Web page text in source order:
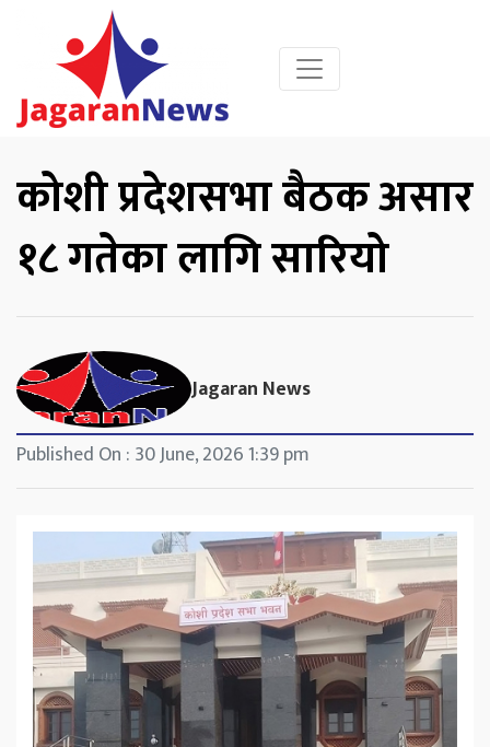
कोशी प्रदेशसभा बैठक असार
१८ गतेका लागि सारियो
Jagaran News
Published On : 30 June, 2026 1:39 pm